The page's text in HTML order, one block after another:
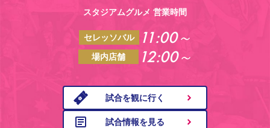
スタジアムグルメ 営業時間
セレッソバル 11:00～
場内店舗 12:00～
試合を観に行く
試合情報を見る